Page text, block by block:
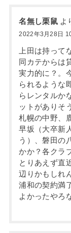
名無し栗鼠 よ
2022年3月28日
上田は持って
同カテからは
実力的に？。
られるような
らレンタルか
ットがありそ
札幌の中野、
早坂（大卒新
う）、磐田の
かか？各クラ
とりあえず直
辺りかもしれ
浦和の契約満
よかったやろ